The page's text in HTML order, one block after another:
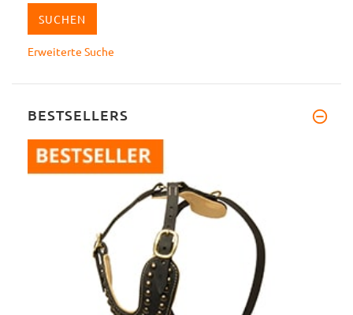
Erweiterte Suche
BESTSELLERS